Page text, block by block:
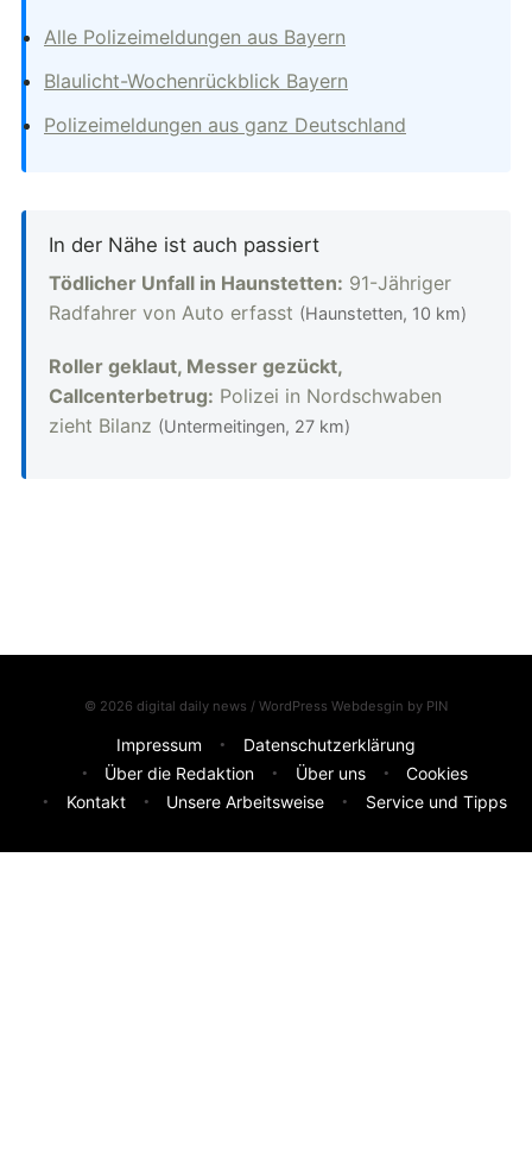
Alle Polizeimeldungen aus Bayern
Blaulicht-Wochenrückblick Bayern
Polizeimeldungen aus ganz Deutschland
In der Nähe ist auch passiert
Tödlicher Unfall in Haunstetten: 91-Jähriger
Radfahrer von Auto erfasst (Haunstetten, 10 km)
Roller geklaut, Messer gezückt,
Callcenterbetrug: Polizei in Nordschwaben
zieht Bilanz (Untermeitingen, 27 km)
© 2026 digital daily news / WordPress Webdesgin by PIN
Impressum
Datenschutzerklärung
Über die Redaktion
Über uns
Cookies
Kontakt
Unsere Arbeitsweise Service und Tipps